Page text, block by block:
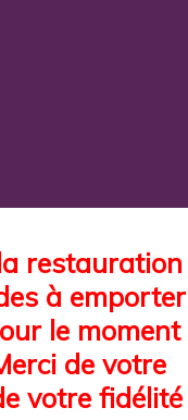
restauration
à emporter
le moment
de votre
votre fidélité